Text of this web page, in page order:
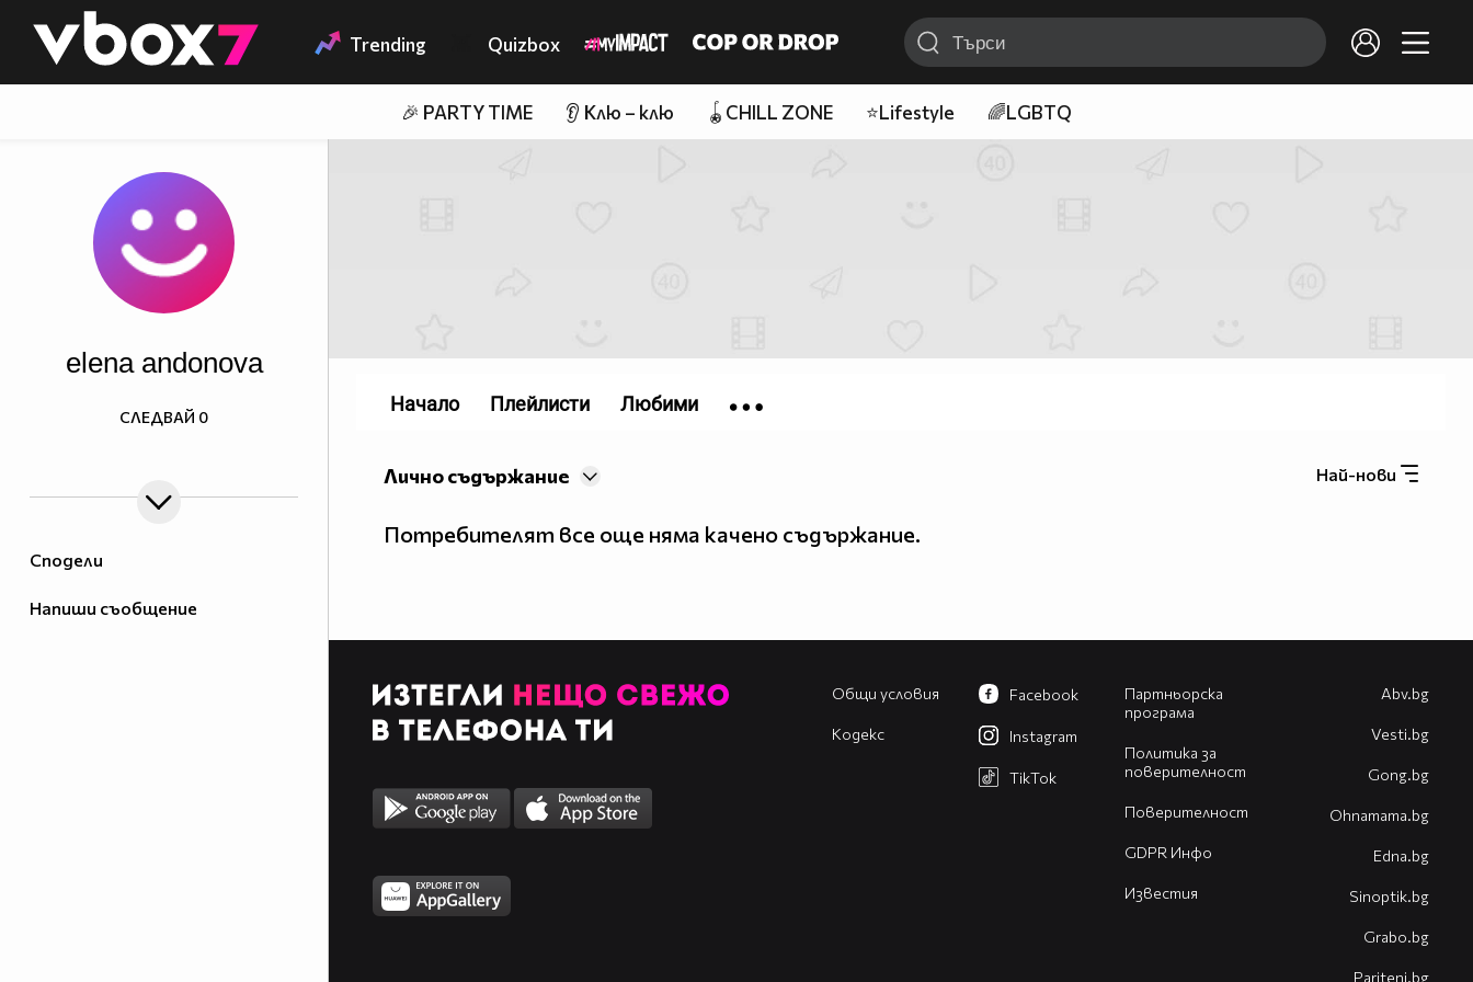
👾 Trending Quizbox
🎉 PARTY TIME 👂 Клю – клю 🪀CHILL ZONE ⭐Lifestyle 🌈LGBTQ
Сподели
Напиши съобщение
elena andonova
СЛЕДВАЙ 0
Най-нови
Лично съдържание
Потребителят все още няма качено съдържание.
Начало Плейлисти Любими
Общи условия
Кодекс
Партньорска
програма
Политика за
поверителност
Поверителност
GDPR Инфо
Известия
Facebook
Instagram
TikTok
Abv.bg
Vesti.bg
Gong.bg
Оhnamama.bg
Edna.bg
Sinoptik.bg
Grabo.bg
Pariteni.bg